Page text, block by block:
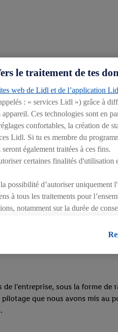
l’entreprise, sous la forme
que nous avons mis au
le traitement de tes
web de Lidl et de l’application
: « services Lidl ») grâce à
Ces technologies sont en
confortables, la création de
Lidl. Si tu es membre du
également traitées à ces fins.
certaines finalités
possibilité d’autoriser uniquement
à tous les traitements pour
notamment sur la durée de